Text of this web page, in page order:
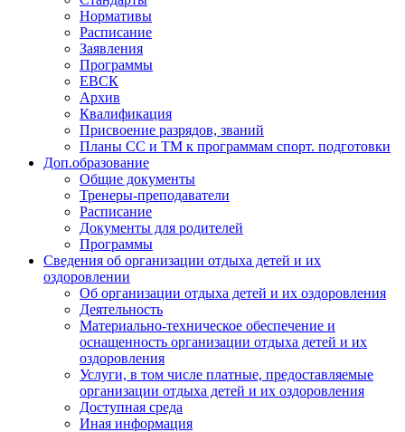
Нормативы
Расписание
Заявления
Программы
ЕВСК
Архив
Квалификация
Присвоение разрядов, званий
Планы СС и ТМ к программам спорт. подготовки
Доп.образование
Общие документы
Тренеры-преподаватели
Расписание
Документы для родителей
Программы
Сведения об организации отдыха детей и их
оздоровлении
Об организации отдыха детей и их оздоровления
Деятельность
Материально-техническое обеспечение и
оснащенность организации отдыха детей и их
оздоровления
Услуги, в том числе платные, предоставляемые
организации отдыха детей и их оздоровления
Доступная среда
Иная информация